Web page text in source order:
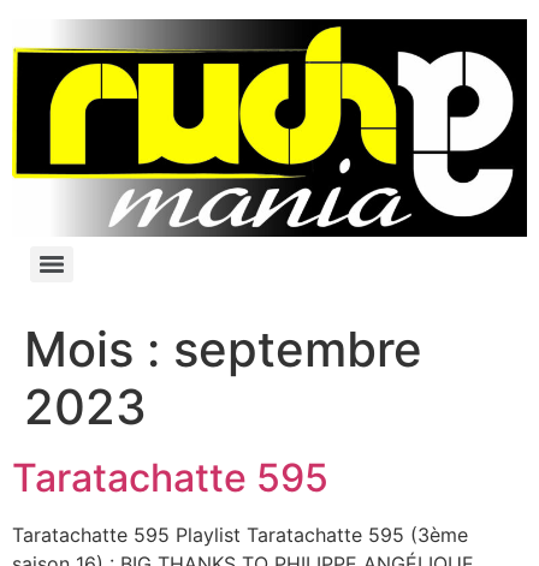
Mois : septembre
2023
Taratachatte 595
Taratachatte 595 Playlist Taratachatte 595 (3ème